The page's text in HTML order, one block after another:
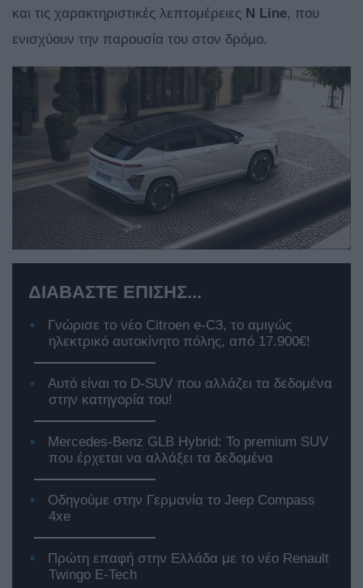
και τις χαρακτηριστικές λεπτομέρειες N Line, που
ενισχύουν την παρουσία του στον δρόμο.
ΔΙΑΒΑΣΤΕ ΕΠΙΣΗΣ...
Γνώρισε το νέο Citroen e-C3, το αμιγώς
ηλεκτρικό αυτοκίνητο πόλης, από 17.900€!
Αυτό είναι το D-SUV που αλλάζει τα δεδομένα
στην κατηγορία του!
Mercedes-Benz GLB Hybrid: Το premium SUV
που έρχεται να αλλάξει τα δεδομένα
Οδηγούμε στην Γερμανία το Jeep Compass
4xe
Πρώτη επαφή στην Ελλάδα με το νέο Renault
Twingo E-Tech